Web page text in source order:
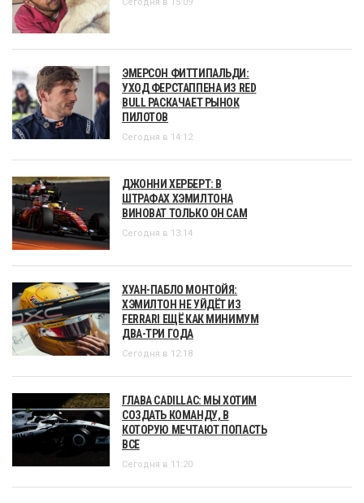
ЭМЕРСОН ФИТТИПАЛЬДИ:
УХОД ФЕРСТАППЕНА ИЗ RED
BULL РАСКАЧАЕТ РЫНОК
ПИЛОТОВ
Сегодня в 14:12
ДЖОННИ ХЕРБЕРТ: В
ШТРАФАХ ХЭМИЛТОНА
ВИНОВАТ ТОЛЬКО ОН САМ
Сегодня в 13:14
ХУАН-ПАБЛО МОНТОЙЯ:
ХЭМИЛТОН НЕ УЙДЁТ ИЗ
FERRARI ЕЩЁ КАК МИНИМУМ
ДВА-ТРИ ГОДА
Сегодня в 12:18
ГЛАВА CADILLAC: МЫ ХОТИМ
СОЗДАТЬ КОМАНДУ, В
КОТОРУЮ МЕЧТАЮТ ПОПАСТЬ
ВСЕ
Сегодня в 11:20